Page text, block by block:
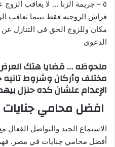
٥ – جريمة الزنا … لا يعاقب
فراش الزوجيه فقط بينما تعاقب
مكان وللزوج الحق فى التنازل
الدعوى
ملحوظه … قضايا هتك
مختلف وأركان وشروط
الإعدام علشان كده حنزل
افضل محامي جنايات
الاستماع الجيد والتواصل
أفضل محامي جنايات في مصر. فهم